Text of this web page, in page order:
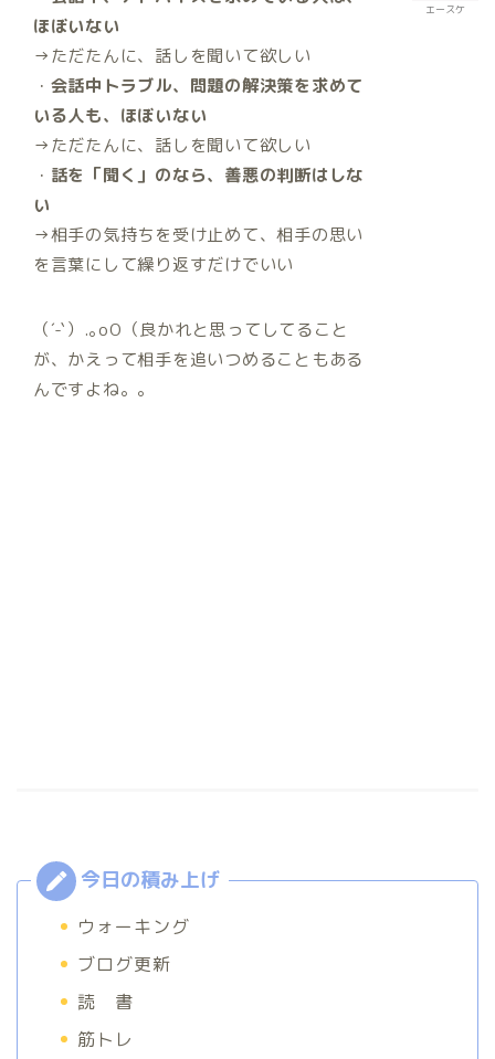
エースケ
ほぼいない
→ただたんに、話しを聞いて欲しい
・ 会話中トラブル、問題の解決策を求めて
いる人も、ほぼいない
→ただたんに、話しを聞いて欲しい
・ 話を「聞く」のなら、善悪の判断はしな
い
→相手の気持ちを受け止めて、相手の思い
を言葉にして繰り返すだけでいい
（´-`）.｡oO（良かれと思ってしてること
が、かえって相手を追いつめることもある
んですよね。。
ウォーキング
ブログ更新
読 書
筋トレ